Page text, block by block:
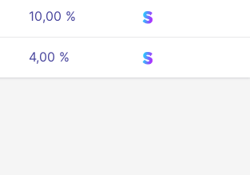
10,00 %
4,00 %